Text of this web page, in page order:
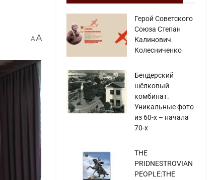
AA
Герой Советского
Союза Степан
Калинович
Колесниченко
Бендерский
шёлковый
комбинат.
Уникальные фото
из 60-х – начала
70-х
THE
PRIDNESTROVIAN
PEOPLE:THE